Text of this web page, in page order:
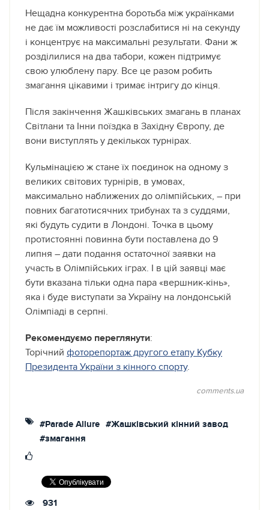
Нещадна конкурентна боротьба між українками
не дає їм можливості розслабитися ні на секунду
і концентрує на максимальні результати. Фани ж
розділилися на два табори, кожен підтримує
свою улюблену пару. Все це разом робить
змагання цікавими і тримає інтригу до кінця.
Після закінчення Жашківських змагань в планах
Світлани та Інни поїздка в Західну Європу, де
вони виступлять у декількох турнірах.
Кульмінацією ж стане їх поєдинок на одному з
великих світових турнірів, в умовах,
максимально наближених до олімпійських, – при
повних багатотисячних трибунах та з суддями,
які будуть судити в Лондоні. Точка в цьому
протистоянні повинна бути поставлена до 9
липня – дати подання остаточної заявки на
участь в Олімпійських іграх. І в цій заявці має
бути вказана тільки одна пара «вершник-кінь»,
яка і буде виступати за Україну на лондонській
Олімпіаді в серпні.
Рекомендуємо переглянути:
Торічний фоторепортаж другого етапу Кубку
Президента України з кінного спорту.
comments.ua
#Parade Allure #Жашківський кінний завод
#змагання
931